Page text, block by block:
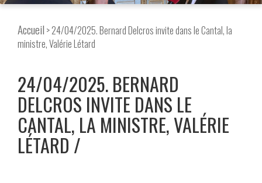
Accueil > 24/04/2025. Bernard Delcros invite dans le Cantal, la
ministre, Valérie Létard
24/04/2025. BERNARD
DELCROS INVITE DANS LE
CANTAL, LA MINISTRE, VALÉRIE
LÉTARD